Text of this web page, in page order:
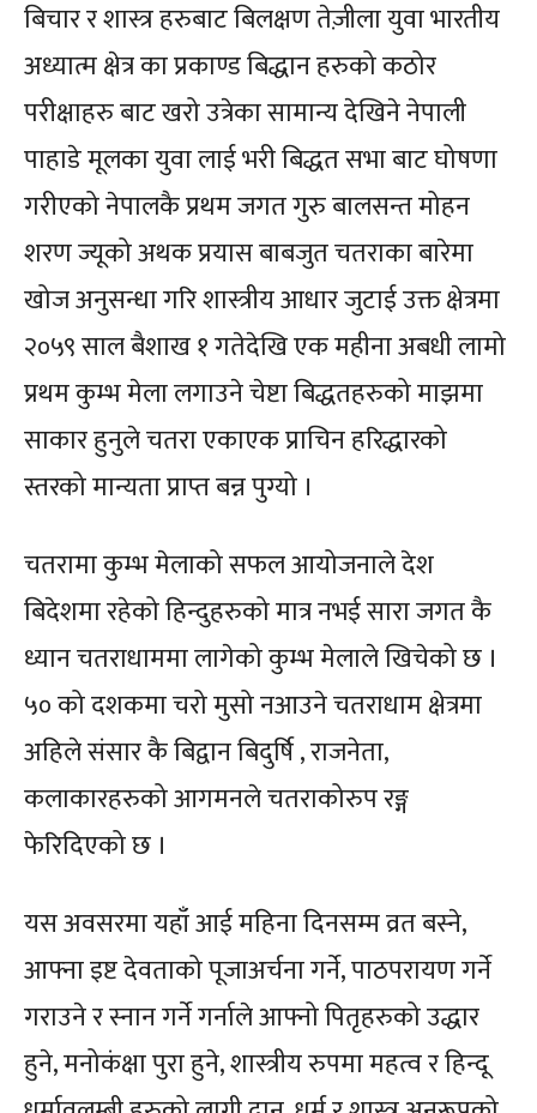
बिचार र शास्त्र हरुबाट बिलक्षण तेज़ीला युवा भारतीय
अध्यात्म क्षेत्र का प्रकाण्ड बिद्धान हरुको कठोर
परीक्षाहरु बाट खरो उत्रेका सामान्य देखिने नेपाली
पाहाडे मूलका युवा लाई भरी बिद्धत सभा बाट घोषणा
गरीएको नेपालकै प्रथम जगत गुरु बालसन्त मोहन
शरण ज्यूको अथक प्रयास बाबजुत चतराका बारेमा
खोज अनुसन्धा गरि शास्त्रीय आधार जुटाई उक्त क्षेत्रमा
२०५९ साल बैशाख १ गतेदेखि एक महीना अबधी लामो
प्रथम कुम्भ मेला लगाउने चेष्टा बिद्धतहरुको माझमा
साकार हुनुले चतरा एकाएक प्राचिन हरिद्धारको
स्तरको मान्यता प्राप्त बन्न पुग्यो ।
चतरामा कुम्भ मेलाको सफल आयोजनाले देश
बिदेशमा रहेको हिन्दुहरुको मात्र नभई सारा जगत कै
ध्यान चतराधाममा लागेको कुम्भ मेलाले खिचेको छ ।
५० को दशकमा चरो मुसो नआउने चतराधाम क्षेत्रमा
अहिले संसार कै बिद्वान बिदुर्षि , राजनेता,
कलाकारहरुको आगमनले चतराकोरुप रङ्ग
फेरिदिएको छ ।
यस अवसरमा यहाँ आई महिना दिनसम्म व्रत बस्ने,
आफ्ना इष्ट देवताको पूजाअर्चना गर्ने, पाठपरायण गर्ने
गराउने र स्नान गर्ने गर्नाले आफ्नो पितृहरुको उद्धार
हुने, मनोकंक्षा पुरा हुने, शास्त्रीय रुपमा महत्व र हिन्दू